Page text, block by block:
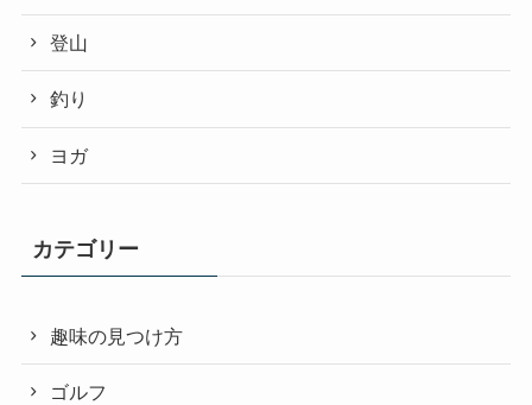
登山
釣り
ヨガ
カテゴリー
趣味の見つけ方
ゴルフ